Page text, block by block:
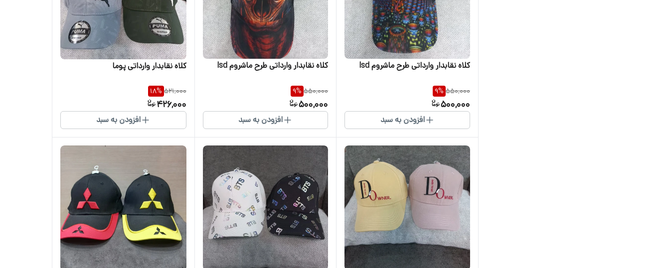
کلاه نقابدار وارداتی طرح ماشروم lsd
550,000
9%
500,000
افزودن به سبد
کلاه نقابدار وارداتی طرح ماشروم lsd
550,000
9%
500,000
افزودن به سبد
کلاه نقابدار وارداتی پوما
521,000
18%
426,000
افزودن به سبد